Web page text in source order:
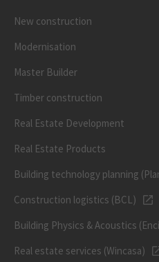
New construction
Modernisation
Master Builder
Timber construction
Real Estate Development
Real Estate Products
Building technology planning
Construction logistics (BCL)
Building Physics & Acoustics
Real estate services (Wincasa)